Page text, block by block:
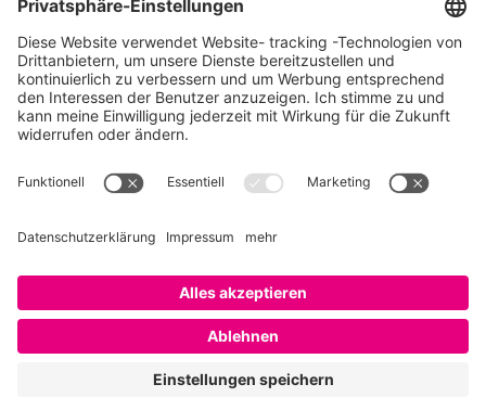
Impressum
Impressum
Cookie-Richtlinie (EU)
Copyright © 2026SAATKORN